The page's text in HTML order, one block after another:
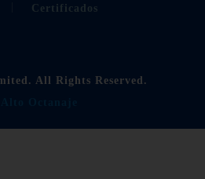
Certificados
All Rights Reserved.